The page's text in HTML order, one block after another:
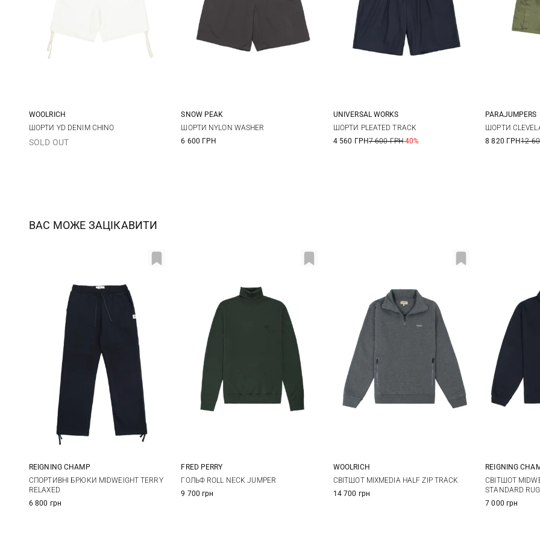
34
WOOLRICH
ШОРТИ YD DENIM CHINO
SOLD OUT
M L
SNOW PEAK
ШОРТИ NYLON WASHER
6 600 ГРН
30 32
UNIVERSAL WORKS
ШОРТИ PLEATED TRACK
4 560 ГРН7 600 ГРН-40%
31
PARAJUMPERS
ШОРТИ
8 820 ГРН12
ВАС МОЖЕ ЗАЦІКАВИТИ
S M L XL
XXL
REIGNING CHAMP
СПОРТИВНІ БРЮКИ MIDWEIGHT TERRY
RELAXED
6 800 грн
M L XL
FRED PERRY
ГОЛЬФ ROLL NECK JUMPER
9 700 грн
S M L XL
WOOLRICH
СВІТШОТ MIXMEDIA HALF ZIP TRACK
14 700 грн
S
REIGNING
СВІТШОТ
STANDARD
7 000 грн